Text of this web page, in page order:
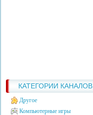
КАТЕГОРИИ КАНАЛОВ
Другое
Компьютерные игры